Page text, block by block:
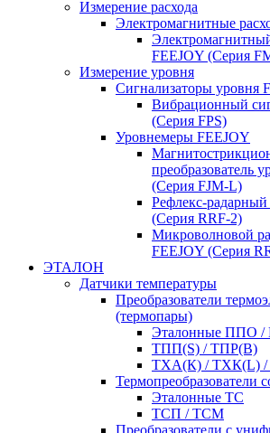
Измерение расхода
Электромагнитные
FEEJOY (Серия
Измерение уровня
Сигнализаторы уровня
Вибрационный
(Серия FPS)
Уровнемеры FEEJOY
преобразователь
(Серия FJM-L)
Рефлекс-
(Серия RRF-2)
Микроволновой
FEEJOY (Серия
ЭТАЛОН
Датчики температуры
Преобразователи
(термопары)
Эталонные ППО
ТПП(S) / ТПР(В)
ТХА(К) / ТХК(L)
Термопреобразователи
Эталонные ТС
ТСП / ТСМ
Преобразователи с